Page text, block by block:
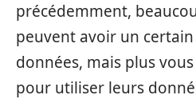
précédemment,
peuvent avoir un
données, mais plus
pour utiliser leurs